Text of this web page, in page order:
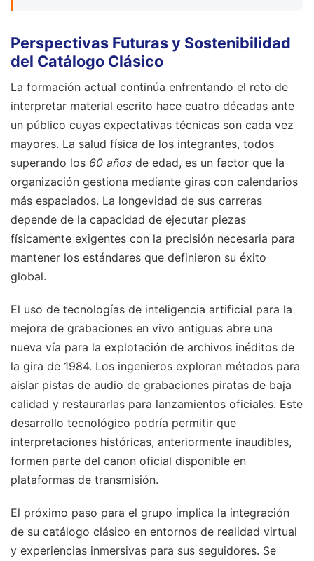
Perspectivas Futuras y Sostenibilidad
del Catálogo Clásico
La formación actual continúa enfrentando el reto de
interpretar material escrito hace cuatro décadas ante
un público cuyas expectativas técnicas son cada vez
mayores. La salud física de los integrantes, todos
superando los 60 años de edad, es un factor que la
organización gestiona mediante giras con calendarios
más espaciados. La longevidad de sus carreras
depende de la capacidad de ejecutar piezas
físicamente exigentes con la precisión necesaria para
mantener los estándares que definieron su éxito
global.
El uso de tecnologías de inteligencia artificial para la
mejora de grabaciones en vivo antiguas abre una
nueva vía para la explotación de archivos inéditos de
la gira de 1984. Los ingenieros exploran métodos para
aislar pistas de audio de grabaciones piratas de baja
calidad y restaurarlas para lanzamientos oficiales. Este
desarrollo tecnológico podría permitir que
interpretaciones históricas, anteriormente inaudibles,
formen parte del canon oficial disponible en
plataformas de transmisión.
El próximo paso para el grupo implica la integración
de su catálogo clásico en entornos de realidad virtual
y experiencias inmersivas para sus seguidores. Se